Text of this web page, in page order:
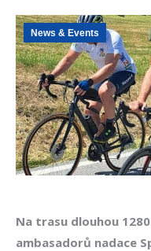
News & Events
Na trasu dlouhou
ambasadorů nadace